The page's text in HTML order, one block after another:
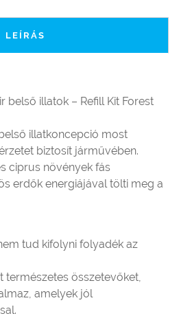
LEÍRÁS
belső illatok – Refill Kit Forest
illatkoncepció most
biztosít járművében.
ciprus növények fás
erdők energiájával tölti meg a
tud kifolyni folyadék az
természetes összetevőket,
amelyek jól